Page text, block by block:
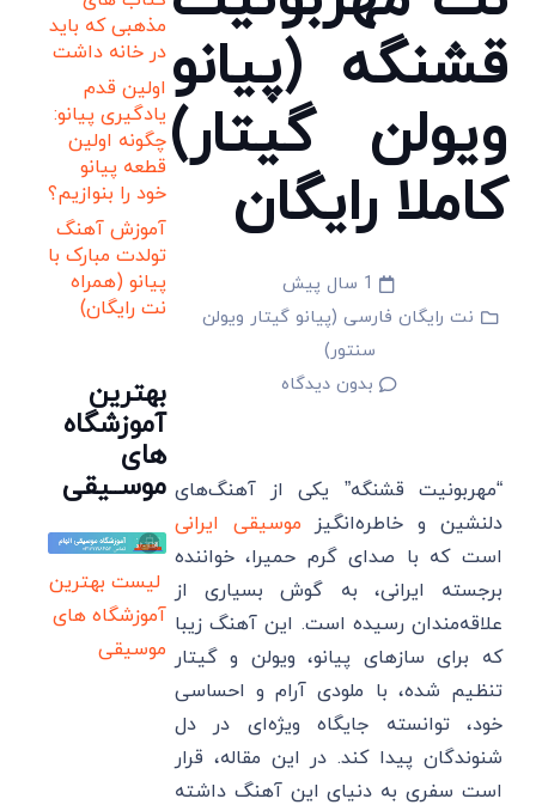
قشنگه (پیانو
ویولن گیتار)
کاملا رایگان
1 سال پیش
نت رایگان فارسی (پیانو گیتار ویولن
سنتور)
بدون دیدگاه
“مهربونیت قشنگه” یکی از آهنگ‌های
دلنشین و خاطره‌انگیز موسیقی ایرانی
است که با صدای گرم حمیرا، خواننده
برجسته ایرانی، به گوش بسیاری از
علاقه‌مندان رسیده است. این آهنگ زیبا
که برای سازهای پیانو، ویولن و گیتار
تنظیم شده، با ملودی آرام و احساسی
خود، توانسته جایگاه ویژه‌ای در دل
شنوندگان پیدا کند. در این مقاله، قرار
است سفری به دنیای این آهنگ داشته
مذهبی که باید
در خانه داشت
اولین قدم
یادگیری پیانو:
چگونه اولین
قطعه پیانو
خود را بنوازیم؟
آموزش آهنگ
تولدت مبارک با
پیانو (همراه
نت رایگان)
بهترین
آموزشگاه
های
موســیقی
لیست بهترین
آموزشگاه های
موسیقی
نت رایگان